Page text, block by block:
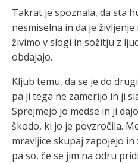
Takrat je spoznala, da sta
nesmiselna in da je
živimo v slogi in sožitju z
obdajajo.
Kljub temu, da se je do
pa ji tega ne zamerijo in ji
Sprejmejo jo medse in ji
škodo, ki jo je povzročila.
mravljice skupaj zapojejo
pa so, če se jim na odru